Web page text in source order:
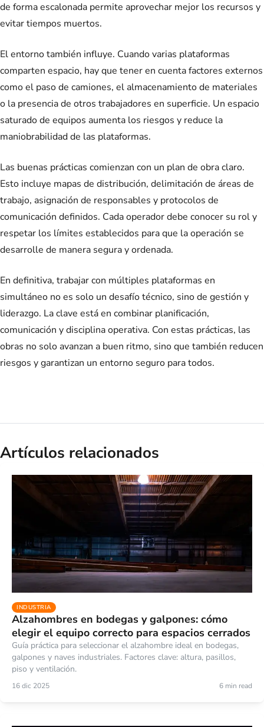
de forma escalonada permite aprovechar mejor los recursos y
evitar tiempos muertos.
El entorno también influye. Cuando varias plataformas
comparten espacio, hay que tener en cuenta factores externos
como el paso de camiones, el almacenamiento de materiales
o la presencia de otros trabajadores en superficie. Un espacio
saturado de equipos aumenta los riesgos y reduce la
maniobrabilidad de las plataformas.
Las buenas prácticas comienzan con un plan de obra claro.
Esto incluye mapas de distribución, delimitación de áreas de
trabajo, asignación de responsables y protocolos de
comunicación definidos. Cada operador debe conocer su rol y
respetar los límites establecidos para que la operación se
desarrolle de manera segura y ordenada.
En definitiva, trabajar con múltiples plataformas en
simultáneo no es solo un desafío técnico, sino de gestión y
liderazgo. La clave está en combinar planificación,
comunicación y disciplina operativa. Con estas prácticas, las
obras no solo avanzan a buen ritmo, sino que también reducen
riesgos y garantizan un entorno seguro para todos.
Artículos relacionados
INDUSTRIA
Alzahombres en bodegas y galpones: cómo
elegir el equipo correcto para espacios cerrados
Guía práctica para seleccionar el alzahombre ideal en bodegas,
galpones y naves industriales. Factores clave: altura, pasillos,
piso y ventilación.
16 dic 2025 6 min read